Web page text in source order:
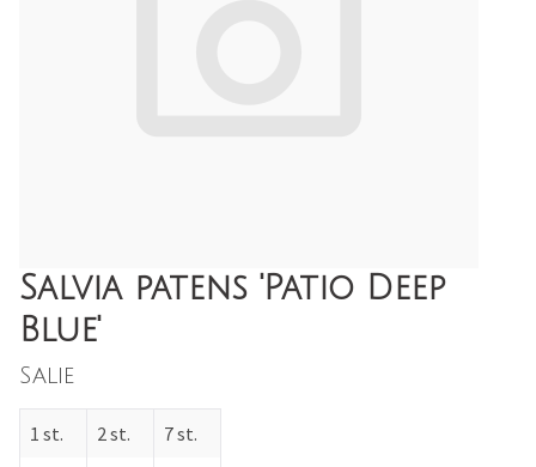
Salvia patens 'Patio Deep
Blue'
Salie
1 st.
2 st.
7 st.